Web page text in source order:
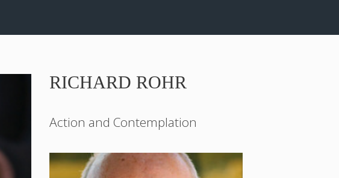
RICHARD ROHR
Action and Contemplation